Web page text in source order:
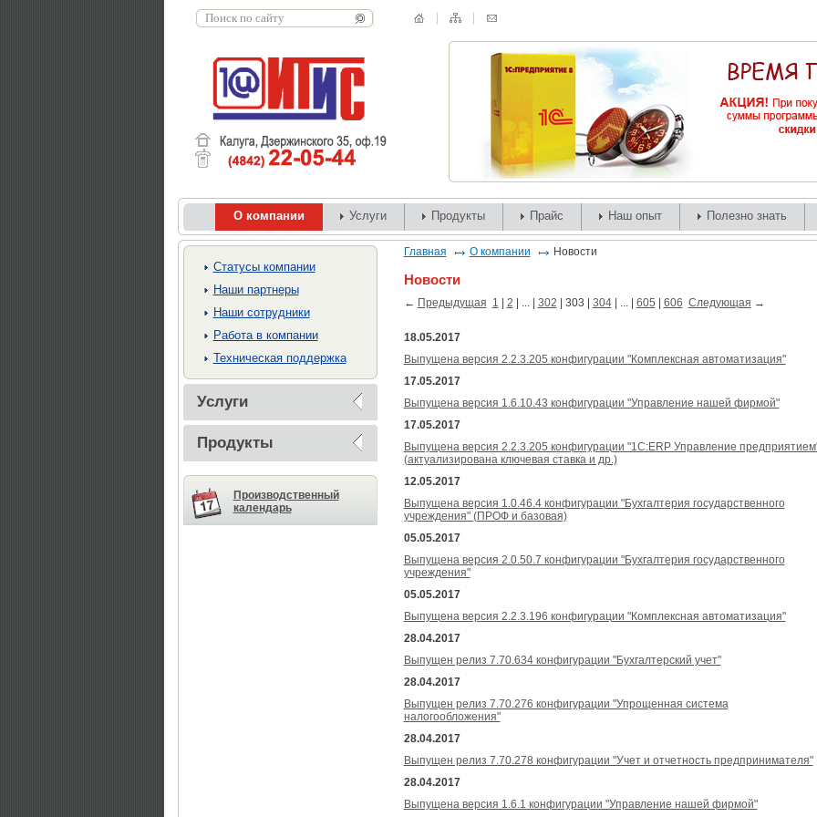
О компании Услуги Продукты Прайс Наш опыт Полезно знать
Cтатусы компании
Наши партнеры
Наши сотрудники
Работа в компании
Техническая поддержка
Услуги
Продукты
Производственный
календарь
Главная О компании Новости
Новости
← Предыдущая 1 2 | ... | 302 303 304| ... | 605 606 Следующая →
18.05.2017
Выпущена версия 2.2.3.205 конфигурации "Комплексная автоматизация"
17.05.2017
Выпущена версия 1.6.10.43 конфигурации "Управление нашей фирмой"
17.05.2017
Выпущена версия 2.2.3.205 конфигурации "1С:ERP Управление
(актуализирована ключевая ставка и др.)
12.05.2017
Выпущена версия 1.0.46.4 конфигурации "Бухгалтерия государственного
учреждения" (ПРОФ и базовая)
05.05.2017
Выпущена версия 2.0.50.7 конфигурации "Бухгалтерия государственного
учреждения"
05.05.2017
Выпущена версия 2.2.3.196 конфигурации "Комплексная автоматизация"
28.04.2017
Выпущен релиз 7.70.634 конфигурации "Бухгалтерский учет"
28.04.2017
Выпущен релиз 7.70.276 конфигурации "Упрощенная система
налогообложения"
28.04.2017
Выпущен релиз 7.70.278 конфигурации "Учет и отчетность предпринимателя"
28.04.2017
Выпущена версия 1.6.1 конфигурации "Управление нашей фирмой"